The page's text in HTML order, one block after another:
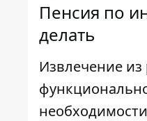
Пенсия по
делать
Извлечение